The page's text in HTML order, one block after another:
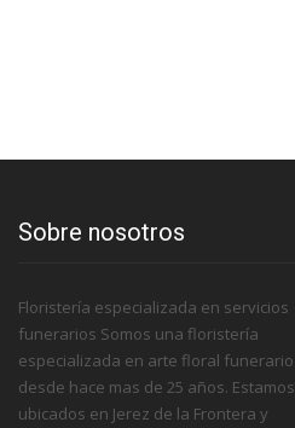
Sobre nosotros
Floristería especializada en servicios
funerarios Somos una floristería
especializada en arte floral funerario
desde hace mas de 25 años. Estamos
ubicados en Jerez de la Frontera y